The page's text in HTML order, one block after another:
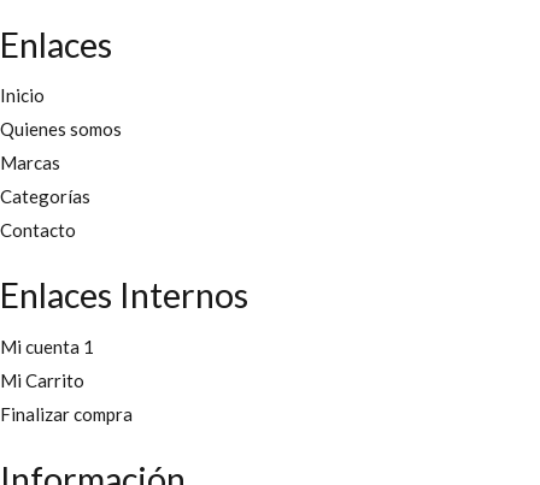
Enlaces
Inicio
Quienes somos
Marcas
Categorías
Contacto
Enlaces Internos
Mi cuenta 1
Mi Carrito
Finalizar compra